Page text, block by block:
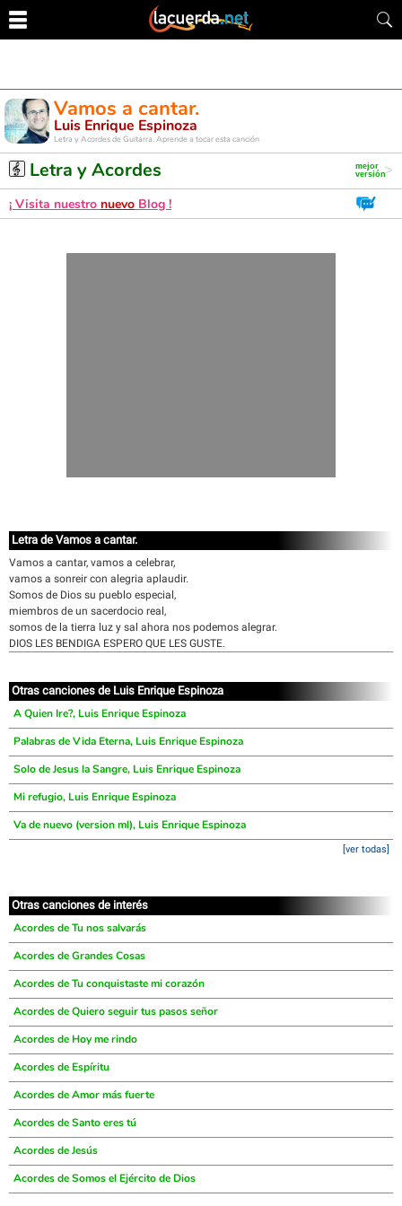
Vamos a cantar.
Luis Enrique Espinoza
Letra y Acordes de Guitarra. Aprende a tocar esta canción
Letra y Acordes
¡ Visita nuestro nuevo Blog !
Letra de Vamos a cantar.
Vamos a cantar, vamos a celebrar,
vamos a sonreir con alegria aplaudir.
Somos de Dios su pueblo especial,
miembros de un sacerdocio real,
somos de la tierra luz y sal ahora nos podemos alegrar.
DIOS LES BENDIGA ESPERO QUE LES GUSTE.
Otras canciones de Luis Enrique Espinoza
A Quien Ire?, Luis Enrique Espinoza
Palabras de Vida Eterna, Luis Enrique Espinoza
Solo de Jesus la Sangre, Luis Enrique Espinoza
Mi refugio, Luis Enrique Espinoza
Va de nuevo (version ml), Luis Enrique Espinoza
[ver todas]
Otras canciones de interés
Acordes de Tu nos salvarás
Acordes de Grandes Cosas
Acordes de Tu conquistaste mi corazón
Acordes de Quiero seguir tus pasos señor
Acordes de Hoy me rindo
Acordes de Espíritu
Acordes de Amor más fuerte
Acordes de Santo eres tú
Acordes de Jesús
Acordes de Somos el Ejército de Dios